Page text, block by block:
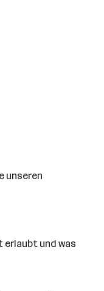
unseren
erlaubt und was